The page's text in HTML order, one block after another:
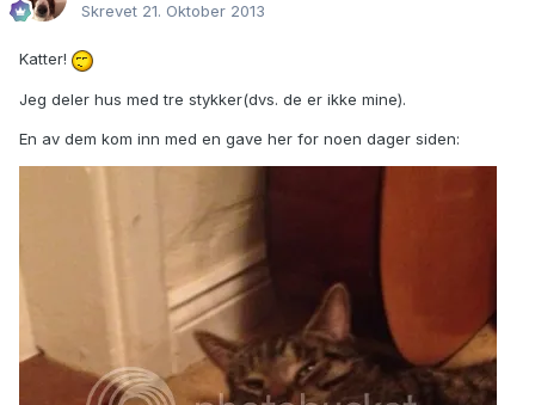
Skrevet 21. Oktober 2013
Katter!
Jeg deler hus med tre stykker(dvs. de er ikke mine).
En av dem kom inn med en gave her for noen dager siden: